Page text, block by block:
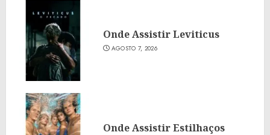
Onde Assistir Leviticus
AGOSTO 7, 2026
Onde Assistir Estilhaços